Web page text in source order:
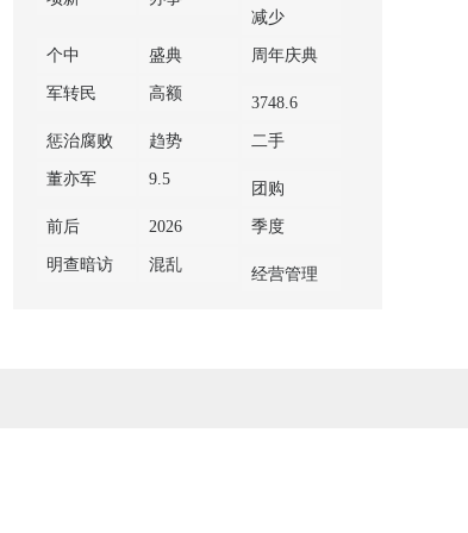
减少
个中 盛典 周年庆典
军转民 高额
3748.6
惩治腐败 趋势 二手
董亦军 9.5
团购
前后 2026 季度
明查暗访 混乱
经营管理